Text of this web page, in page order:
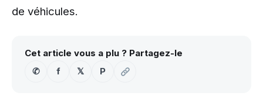
de véhicules.
Cet article vous a plu ? Partagez-le
✆
f 𝕏 P